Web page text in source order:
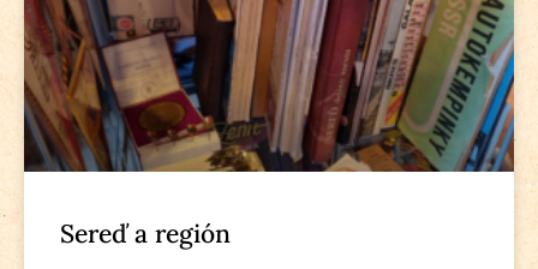
Sereď a región